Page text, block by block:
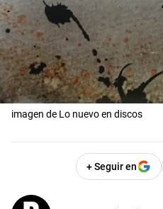
imagen de Lo nuevo en discos
+ Seguir en